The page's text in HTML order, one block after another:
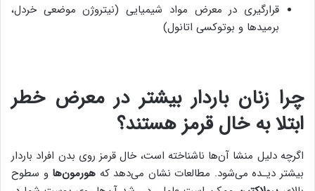
قرارگیری در معرض مواد شیمیایی (نیتروژن موضعی خردل،
برمیدها و بوتوکسی اتانول)
چرا زنان باردار بیشتر در معرض خطر
ابتلا به خال قرمز هستند؟
اگرچه دلیل منشا آن‌ها ناشناخته است، خال قرمز روی بدن افراد باردار
بیشتر دیـده می‌شود. مطالعات نشان می‌دهد که هورمون‌ها و سطوح